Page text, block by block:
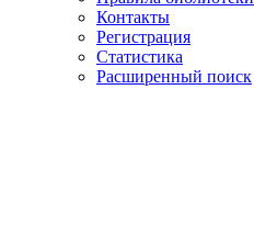
Контакты
Регистрация
Статистика
Расширенный поиск